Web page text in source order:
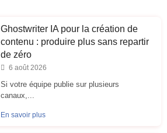
Ghostwriter IA pour la création de
contenu : produire plus sans repartir
de zéro
6 août 2026
Si votre équipe publie sur plusieurs
canaux,...
En savoir plus